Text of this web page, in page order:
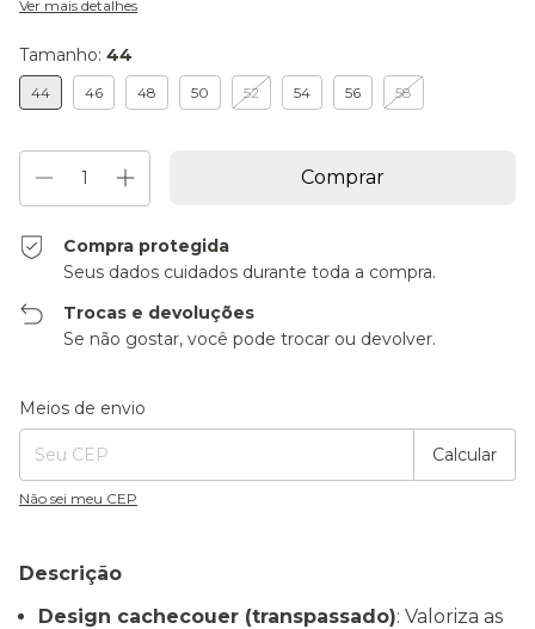
Ver mais detalhes
Tamanho: 44
44 46 48 50 52 54 56 58
Compra protegida
Seus dados cuidados durante toda a compra.
Trocas e devoluções
Se não gostar, você pode trocar ou devolver.
Entregas para o CEP:
Meios de envio
Calcular
Não sei meu CEP
Descrição
Design cachecouer (transpassado): Valoriza as